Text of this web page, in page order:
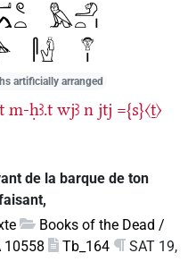
artificially arranged
m-ḥꜣ.t wjꜣ n jtj ={s}〈ṯ〉
de la barque de ton
Books of the Dead /
10558 Tb_164
SAT 19,